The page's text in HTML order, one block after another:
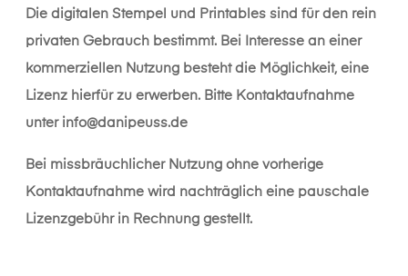
Die digitalen Stempel und Printables sind für den rein
privaten Gebrauch bestimmt. Bei Interesse an einer
kommerziellen Nutzung besteht die Möglichkeit, eine
Lizenz hierfür zu erwerben. Bitte Kontaktaufnahme
unter info@danipeuss.de
Bei missbräuchlicher Nutzung ohne vorherige
Kontaktaufnahme wird nachträglich eine pauschale
Lizenzgebühr in Rechnung gestellt.